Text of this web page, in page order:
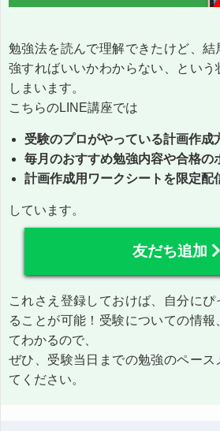
勉強法を読んで理解できたけど、
強すればいいかわからない、という
しまいます。
こちらのLINE講座では
受験のプロがやっている計画作成
毎月のおすすめ勉強内容や合格の
計画作成用ワークシートを限定配
しています。
友だち追加
これさえ登録しておけば、自分に
ることが可能！受験についての情
てわかるので、
ぜひ、受験当日までの勉強のペース
てください。